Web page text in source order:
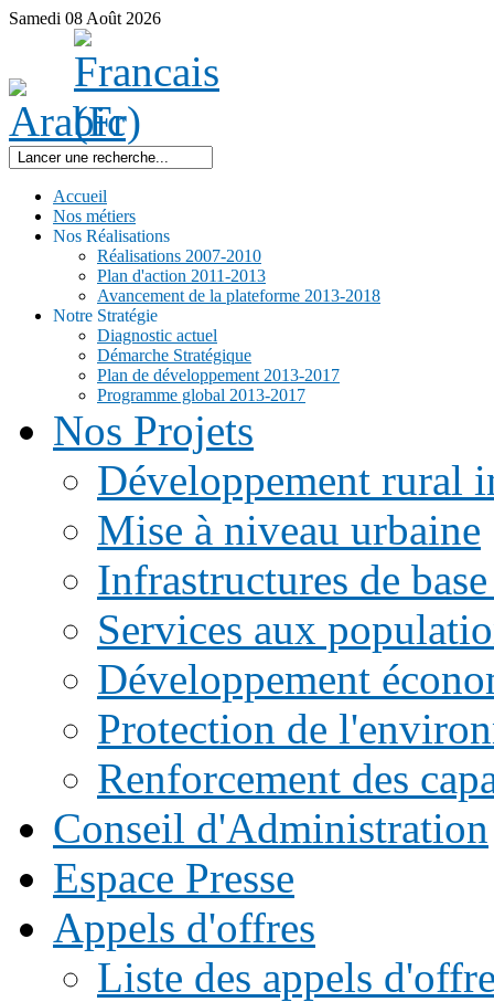
Samedi 08 Août 2026
Accueil
Nos métiers
Nos Réalisations
Réalisations 2007-2010
Plan d'action 2011-2013
Avancement de la plateforme 2013-2018
Notre Stratégie
Diagnostic actuel
Démarche Stratégique
Plan de développement 2013-2017
Programme global 2013-2017
Nos Projets
Développement rural
Mise à niveau urbaine
Infrastructures de
Services aux
Développement
Protection de
Renforcement des
Conseil d'Administration
Espace Presse
Appels d'offres
Liste des appels